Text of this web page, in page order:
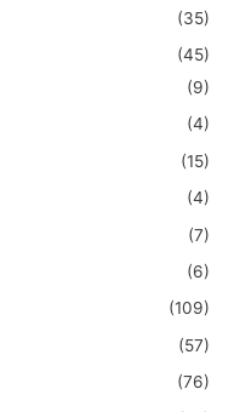
(35)
(45)
(9)
(4)
(15)
(4)
(7)
(6)
(109)
(57)
(76)